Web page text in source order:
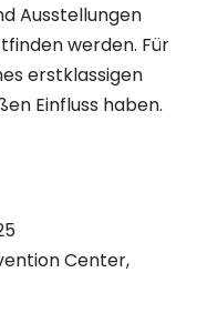
Ausstellungen
werden. Für
erstklassigen
Einfluss haben.
Center,